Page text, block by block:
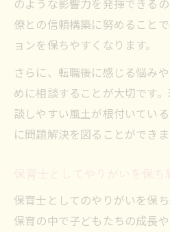
のような影響力を発揮できる
僚との信頼構築に努めること
ョンを保ちやすくなります。
さらに、転職後に感じる悩み
めに相談することが大切です
談しやすい風土が根付いてい
に問題解決を図ることができま
保育士としてやりがいを保ち
保育士としてのやりがいを保
保育の中で子どもたちの成長